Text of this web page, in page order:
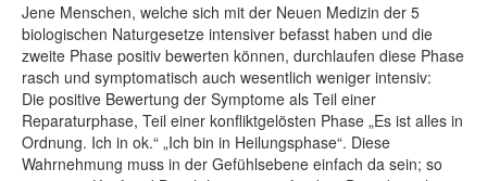
Jene Menschen, welche sich mit der Neuen Medizin der 5
biologischen Naturgesetze intensiver befasst haben und die
zweite Phase positiv bewerten können, durchlaufen diese Phase
rasch und symptomatisch auch wesentlich weniger intensiv:
Die positive Bewertung der Symptome als Teil einer
Reparaturphase, Teil einer konfliktgelösten Phase „Es ist alles in
Ordnung. Ich in ok.“ „Ich bin in Heilungsphase“. Diese
Wahrnehmung muss in der Gefühlsebene einfach da sein; so